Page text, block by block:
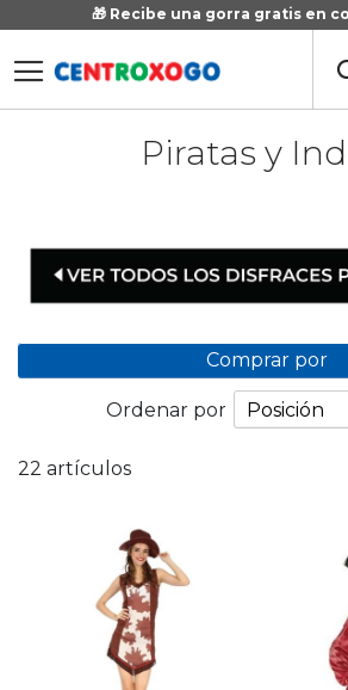
🎁 Recibe una gorra gratis en
Ir
Piratas y
22 artículos
Ordenar por
Comprar por